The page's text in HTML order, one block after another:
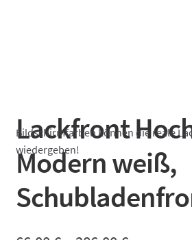
Bildschirmfarben können die reale
wiedergeben!
Lackfront
Modern weiß,